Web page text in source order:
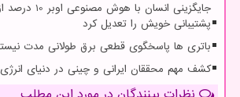
جایگزینی انسان
پشتیبانی خویش را تعدیل کرد
باتری ها پاسخگوی قطعی برق طولانی مدت
کشف مهم محققان ایرانی و چینی در دنیای